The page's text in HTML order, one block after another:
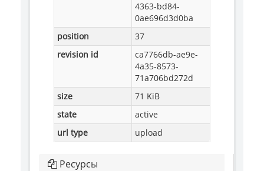
4363-bd84-
0ae696d3d0ba
position
37
revision id
ca7766db-ae9e-
4a35-8573-
71a706bd272d
size
71 KiB
state
active
url type
upload
Ресурсы